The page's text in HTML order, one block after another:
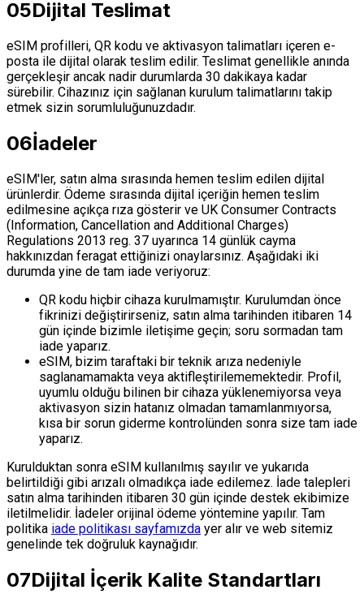
05Dijital Teslimat
eSIM profilleri, QR kodu ve aktivasyon talimatları içeren e-
posta ile dijital olarak teslim edilir. Teslimat genellikle anında
gerçekleşir ancak nadir durumlarda 30 dakikaya kadar
sürebilir. Cihazınız için sağlanan kurulum talimatlarını takip
etmek sizin sorumluluğunuzdadır.
06İadeler
eSIM'ler, satın alma sırasında hemen teslim edilen dijital
ürünlerdir. Ödeme sırasında dijital içeriğin hemen teslim
edilmesine açıkça rıza gösterir ve UK Consumer Contracts
(Information, Cancellation and Additional Charges)
Regulations 2013 reg. 37 uyarınca 14 günlük cayma
hakkınızdan feragat ettiğinizi onaylarsınız. Aşağıdaki iki
durumda yine de tam iade veriyoruz:
QR kodu hiçbir cihaza kurulmamıştır. Kurulumdan önce
fikrinizi değiştirirseniz, satın alma tarihinden itibaren 14
gün içinde bizimle iletişime geçin; soru sormadan tam
iade yaparız.
eSIM, bizim taraftaki bir teknik arıza nedeniyle
saglanamamakta veya aktifleştirilememektedir. Profil,
uyumlu olduğu bilinen bir cihaza yüklenemiyorsa veya
aktivasyon sizin hatanız olmadan tamamlanmıyorsa,
kısa bir sorun giderme kontrolünden sonra size tam iade
yaparız.
Kurulduktan sonra eSIM kullanılmış sayılır ve yukarıda
belirtildiği gibi arızalı olmadıkça iade edilemez. İade talepleri
satın alma tarihinden itibaren 30 gün içinde destek ekibimize
iletilmelidir. İadeler orijinal ödeme yöntemine yapılır. Tam
politika iade politikası sayfamızda yer alır ve web sitemiz
genelinde tek doğruluk kaynağıdır.
07Dijital İçerik Kalite Standartları